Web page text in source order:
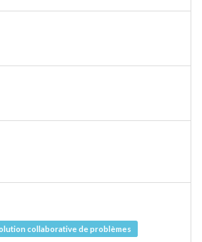
collaborative de problèmes